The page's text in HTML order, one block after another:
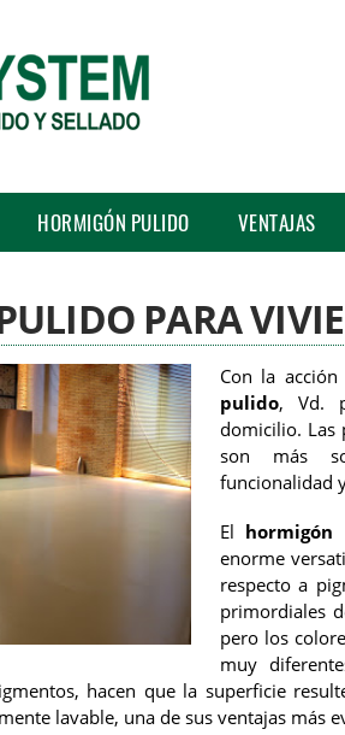
HORMIGÓN PULIDO VENTAJAS
PARA
Con la
pulido, Vd.
domicilio. Las
son más
funcionalidad
El
enorme
respecto a
primordiales
pero los
muy
hacen que la superficie
lavable, una de sus ventajas más